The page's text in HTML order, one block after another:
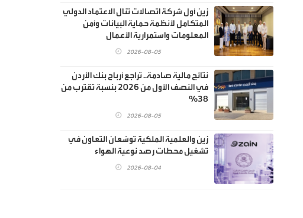
زين أول شركة اتصالات تنال الاعتماد الدولي
المتكامل لأنظمة حماية البيانات وأمن
المعلومات واستمرارية الأعمال
2026-08-05
نتائج مالية صادمة.. تراجع أرباح بنك الأردن
في النصف الأول من 2026 بنسبة تقترب من
38%
2026-08-05
زين والعلمية الملكية توسّعان التعاون في
تشغيل محطات رصد نوعية الهواء
2026-08-04